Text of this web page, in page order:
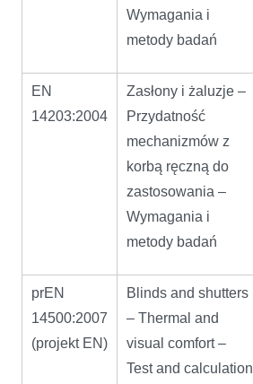
Wymagania i
metody badań
EN
14203:2004
Zasłony i żaluzje –
Przydatność
mechanizmów z
korbą ręczną do
zastosowania –
Wymagania i
metody badań
prEN
14500:2007
(projekt EN)
Blinds and shutters
– Thermal and
visual comfort –
Test and calculation